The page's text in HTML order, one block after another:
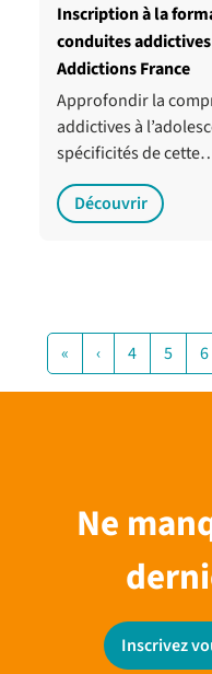
Inscription à la
conduites
Addictions France
Approfondir la
addictives à
spécificités de
Découvrir
« ‹ 4 5 6
Ne
Inscrivez